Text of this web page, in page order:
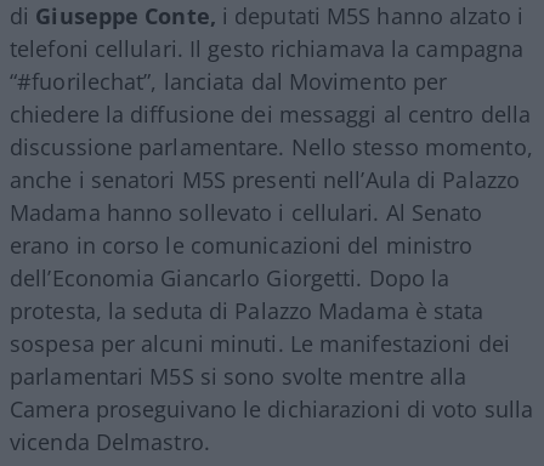
di Giuseppe Conte, i deputati M5S hanno alzato i
telefoni cellulari. Il gesto richiamava la campagna
“#fuorilechat”, lanciata dal Movimento per
chiedere la diffusione dei messaggi al centro della
discussione parlamentare. Nello stesso momento,
anche i senatori M5S presenti nell’Aula di Palazzo
Madama hanno sollevato i cellulari. Al Senato
erano in corso le comunicazioni del ministro
dell’Economia Giancarlo Giorgetti. Dopo la
protesta, la seduta di Palazzo Madama è stata
sospesa per alcuni minuti. Le manifestazioni dei
parlamentari M5S si sono svolte mentre alla
Camera proseguivano le dichiarazioni di voto sulla
vicenda Delmastro.